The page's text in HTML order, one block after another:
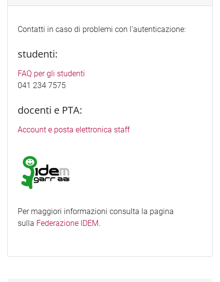
Contatti in caso di problemi con l'autenticazione:
studenti:
FAQ per gli studenti
041 234 7575
docenti e PTA:
Account e posta elettronica staff
Per maggiori informazioni consulta la pagina
sulla Federazione IDEM.